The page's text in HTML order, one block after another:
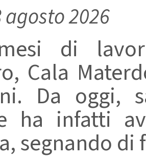
2026
di
Cala
Da oggi,
ha infatti
segnando di